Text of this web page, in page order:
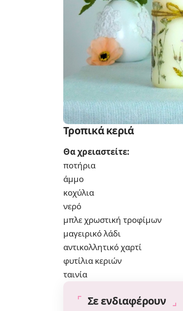
Τροπικά κεριά
Θα χρειαστείτε:
ποτήρια
άμμο
κοχύλια
νερό
μπλε χρωστική τροφίμων
μαγειρικό λάδι
αντικολλητικό χαρτί
φυτίλια κεριών
ταινία
Σε ενδιαφέρουν